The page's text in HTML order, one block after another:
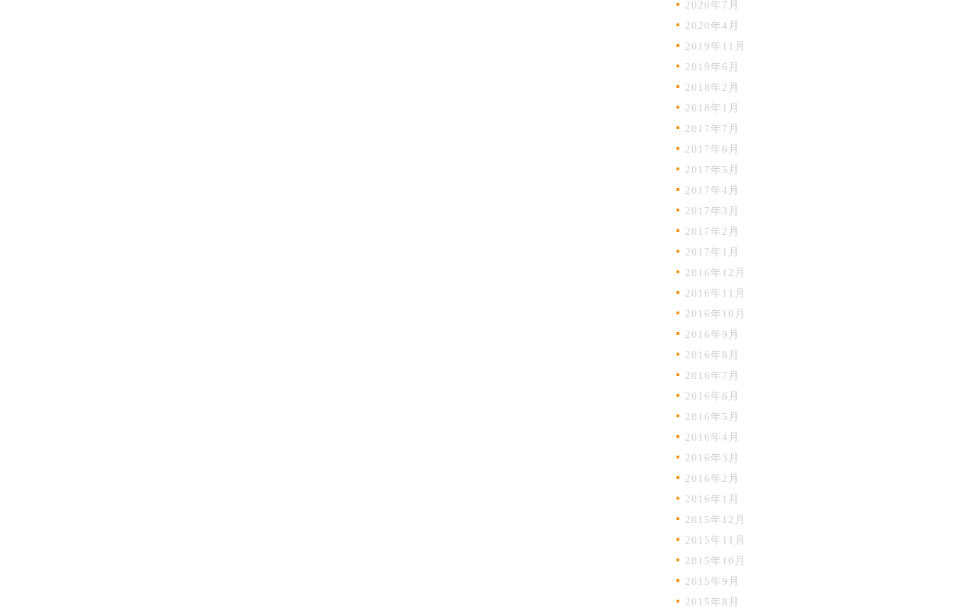
2020年7月
2020年4月
2019年11月
2019年6月
2018年2月
2018年1月
2017年7月
2017年6月
2017年5月
2017年4月
2017年3月
2017年2月
2017年1月
2016年12月
2016年11月
2016年10月
2016年9月
2016年8月
2016年7月
2016年6月
2016年5月
2016年4月
2016年3月
2016年2月
2016年1月
2015年12月
2015年11月
2015年10月
2015年9月
2015年8月